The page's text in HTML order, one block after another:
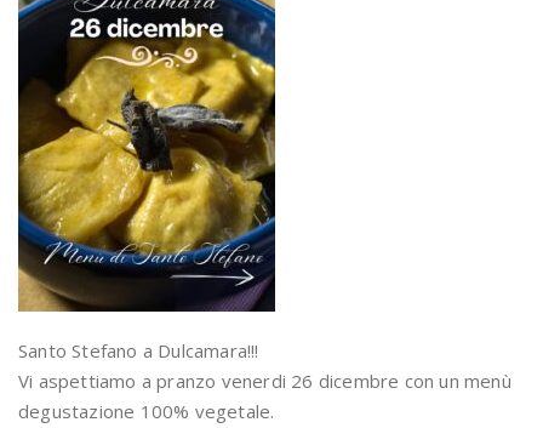
Santo Stefano a Dulcamara!!!
Vi aspettiamo a pranzo venerdi 26 dicembre con un menù
degustazione 100% vegetale.